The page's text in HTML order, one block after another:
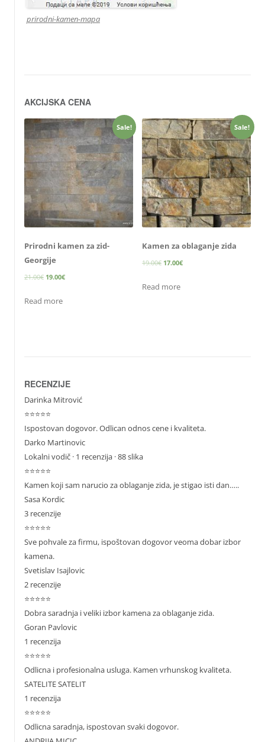
prirodni-kamen-mapa
AKCIJSKA CENA
Sale!
Prirodni kamen za zid-
Georgije
21.00€ 19.00€
Read more
Sale!
Kamen za oblaganje zida
19.00€ 17.00€
Read more
RECENZIJE
Darinka Mitrović
⭐⭐⭐⭐⭐
Ispostovan dogovor. Odlican odnos cene i kvaliteta.
Darko Martinovic
Lokalni vodič· 1 recenzija · 88 slika
⭐⭐⭐⭐⭐
Kamen koji sam narucio za oblaganje zida, je stigao isti dan…..
Sasa Kordic
3 recenzije
⭐⭐⭐⭐⭐
Sve pohvale za firmu, ispoštovan dogovor veoma dobar izbor
kamena.
Svetislav Isajlovic
2 recenzije
⭐⭐⭐⭐⭐
Dobra saradnja i veliki izbor kamena za oblaganje zida.
Goran Pavlovic
1 recenzija
⭐⭐⭐⭐⭐
Odlicna i profesionalna usluga. Kamen vrhunskog kvaliteta.
SATELITE SATELIT
1 recenzija
⭐⭐⭐⭐⭐
Odlicna saradnja, ispostovan svaki dogovor.